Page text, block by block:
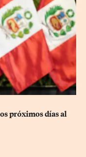
próximos días al